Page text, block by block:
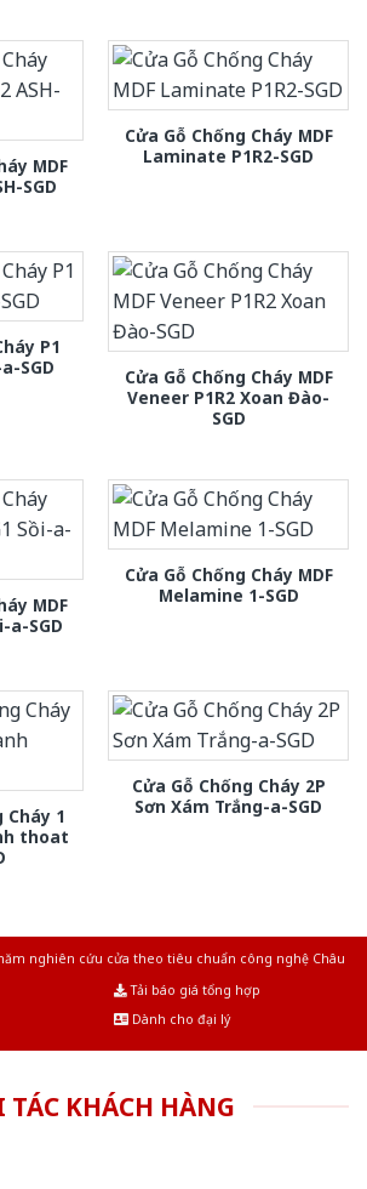
MDF
SGD
Cửa Gỗ Chống Cháy MDF
Laminate P1R2-SGD
P1
SGD
Cửa Gỗ Chống Cháy MDF
Veneer P1R2 Xoan Đào-
SGD
MDF
a-SGD
Cửa Gỗ Chống Cháy MDF
Melamine 1-SGD
Cháy 1
thoat
Cửa Gỗ Chống Cháy 2P
Sơn Xám Trắng-a-SGD
nghiên cứu cửa theo tiêu chuẩn công nghệ Châu
Tải báo giá tổng hợp
Dành cho đại lý
KHÁCH HÀNG